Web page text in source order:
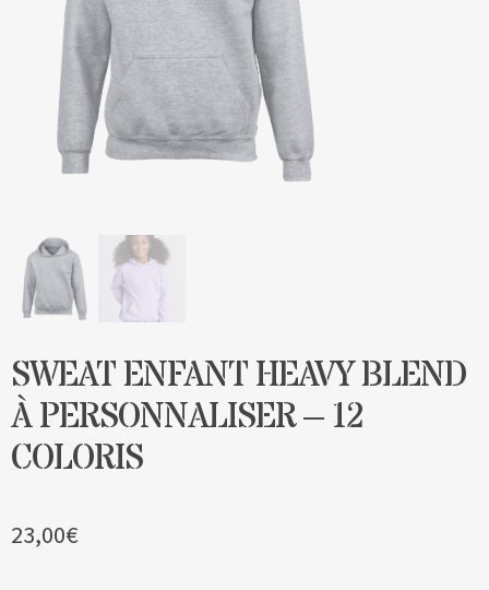
Contact & devis
SWEAT ENFANT HEAVY BLEND
À PERSONNALISER – 12
COLORIS
23,00€